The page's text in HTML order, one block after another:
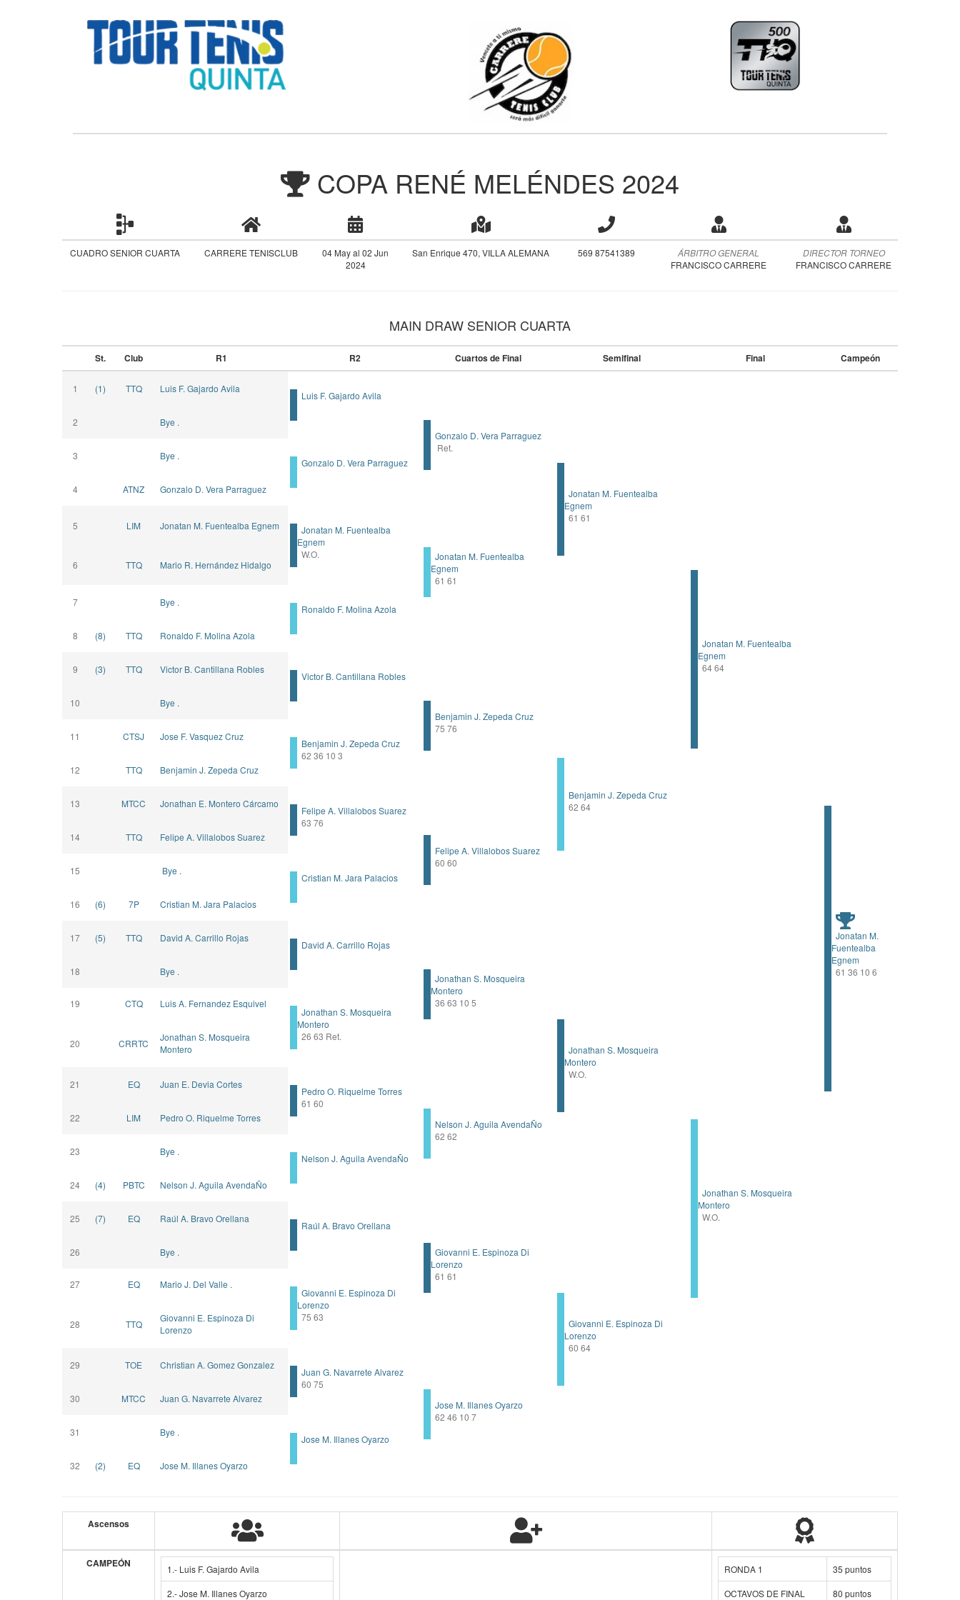
COPA RENÉ MELÉNDES 2024
CUADRO SENIOR CUARTA CARRERE TENISCLUB
04 May al 02 Jun
2024
San Enrique 470, VILLA ALEMANA 569 87541389
ÁRBITRO GENERAL
FRANCISCO CARRERE
DIRECTOR TORNEO
FRANCISCO CARRERE
MAIN DRAW SENIOR CUARTA
St. Club R1 R2 Cuartos de Final Semifinal Final Campeón
1 (1) TTQ Luis F. Gajardo Avila
Luis F. Gajardo Avila
Gonzalo D. Vera Parraguez
Ret.
Jonatan M. Fuentealba
Egnem
61 61
Jonatan M. Fuentealba
Egnem
64 64
Jonatan M.
Fuentealba
Egnem
61 36 10 6
2 Bye .
3 Bye .
Gonzalo D. Vera Parraguez
4 ATNZ Gonzalo D. Vera Parraguez
5 LIM Jonatan M. Fuentealba Egnem
Jonatan M. Fuentealba
Egnem
W.O.
Jonatan M. Fuentealba
Egnem
61 61
6 TTQ Mario R. Hernández Hidalgo
7 Bye .
Ronaldo F. Molina Azola
8 (8) TTQ Ronaldo F. Molina Azola
9 (3) TTQ Victor B. Cantillana Robles
Victor B. Cantillana Robles
Benjamin J. Zepeda Cruz
75 76
Benjamin J. Zepeda Cruz
62 64
10 Bye .
11 CTSJ Jose F. Vasquez Cruz
Benjamin J. Zepeda Cruz
62 36 10 3
12
TTQ Benjamin J. Zepeda Cruz
13 MTCC Jonathan E. Montero Cárcamo
Felipe A. Villalobos Suarez
63 76
Felipe A. Villalobos Suarez
60 60
14 TTQ Felipe A. Villalobos Suarez
15 Bye .
Cristian M. Jara Palacios
16 (6) 7P Cristian M. Jara Palacios
17 (5) TTQ David A. Carrillo Rojas
David A. Carrillo Rojas
Jonathan S. Mosqueira
Montero
36 63 10 5
Jonathan S. Mosqueira
Montero
W.O.
Jonathan S. Mosqueira
Montero
W.O.
18 Bye .
19 CTQ Luis A. Fernandez Esquivel
Jonathan S. Mosqueira
Montero
26 63 Ret.
20 CRRTC
Jonathan S. Mosqueira
Montero
21 EQ Juan E. Devia Cortes
Pedro O. Riquelme Torres
61 60
Nelson J. Aguila AvendaÑo
62 62
22 LIM Pedro O. Riquelme Torres
23 Bye .
Nelson J. Aguila AvendaÑo
24 (4) PBTC Nelson J. Aguila AvendaÑo
25 (7) EQ Raúl A. Bravo Orellana
Raúl A. Bravo Orellana
Giovanni E. Espinoza Di
Lorenzo
61 61
Giovanni E. Espinoza Di
Lorenzo
60 64
26 Bye .
27 EQ Mario J. Del Valle .
Giovanni E. Espinoza Di
Lorenzo
75 63
28 TTQ
Giovanni E. Espinoza Di
Lorenzo
29 TOE Christian A. Gomez Gonzalez
Juan G. Navarrete Alvarez
60 75
Jose M. Illanes Oyarzo
62 46 10 7
30 MTCC Juan G. Navarrete Alvarez
31 Bye .
Jose M. Illanes Oyarzo
32 (2) EQ Jose M. Illanes Oyarzo
Ascensos
CAMPEÓN
1.- Luis F. Gajardo Avila
2.- Jose M. Illanes Oyarzo
RONDA 1
35 puntos
OCTAVOS DE FINAL
80 puntos